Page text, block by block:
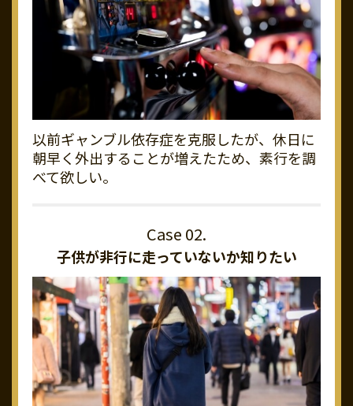
以前ギャンブル依存症を克服したが、休日に
朝早く外出することが増えたため、素行を調
べて欲しい。
子供が非行に走っていないか知りたい